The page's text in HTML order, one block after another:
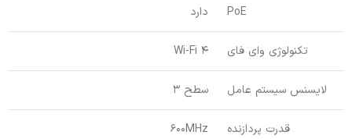
PoE دارد
تکنولوژی وای فای Wi-Fi 4
لایسنس سیستم عامل سطح 3
قدرت پردازنده 600MHz